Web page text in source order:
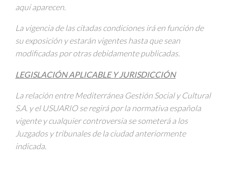
aquí aparecen.
La vigencia de las citadas condiciones irá en función de
su exposición y estarán vigentes hasta que sean
modificadas por otras debidamente publicadas.
LEGISLACIÓN APLICABLE Y JURISDICCIÓN
La relación entre Mediterránea Gestión Social y Cultural
S.A. y el USUARIO se regirá por la normativa española
vigente y cualquier controversia se someterá a los
Juzgados y tribunales de la ciudad anteriormente
indicada.